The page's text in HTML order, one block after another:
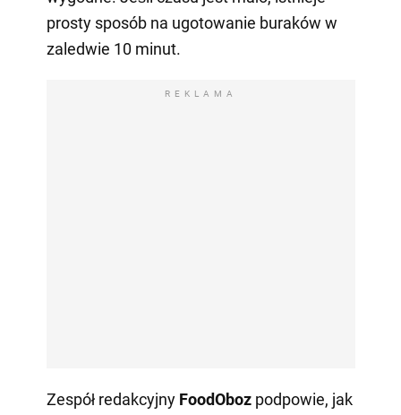
prosty sposób na ugotowanie buraków w
zaledwie 10 minut.
REKLAMA
Zespół redakcyjny FoodOboz podpowie, jak